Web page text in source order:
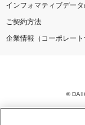
インフォマティブデー
ご契約方法
企業情報（コーポレート
©
このサイトに掲載されて